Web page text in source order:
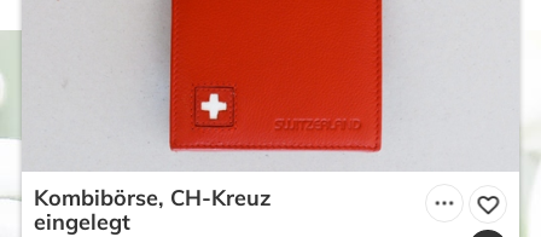
Kombibörse, CH-Kreuz
eingelegt